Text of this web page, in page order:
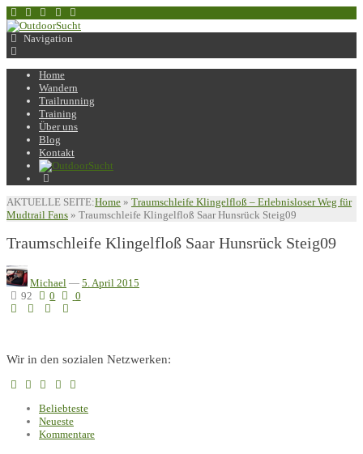
Navigation
Home
Wandern
Trailrunning
Training
Über uns
Blog
Kontakt
AKTUELLE SEITE:Home » Traumschleife Klingelfloß – Erlebnisloser Weg für
Mudtrail Fans » Traumschleife Klingelfloß Saar Hunsrück Steig09
Traumschleife Klingelfloß Saar Hunsrück Steig09
Michael — 5. April 2015
92
0 0
Wir in den sozialen Netzwerken:
Beliebteste
Neueste
Kommentare